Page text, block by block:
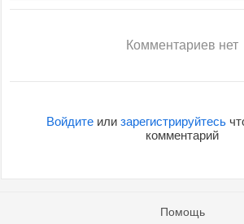
Комментариев нет
Войдитеили зарегистрируйтесь
комментарий
Помощь